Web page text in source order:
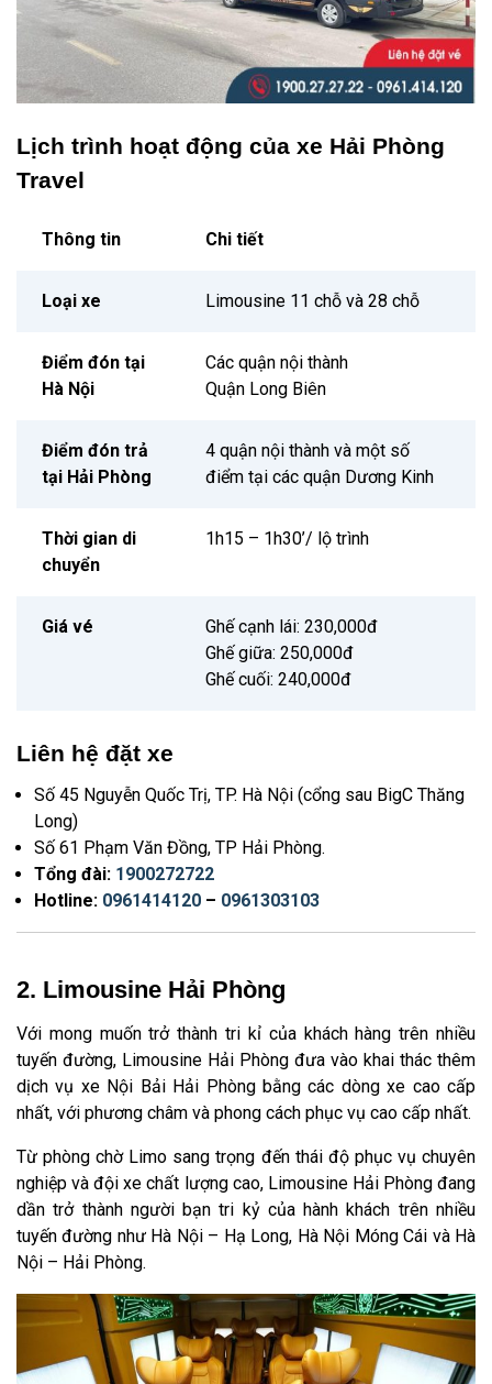
Lịch trình hoạt động của xe Hải Phòng
Travel
Thông tin Chi tiết
Loại xe Limousine 11 chỗ và 28 chỗ
Điểm đón tại
Hà Nội
Các quận nội thành
Quận Long Biên
Điểm đón trả
tại Hải Phòng
4 quận nội thành và một số
điểm tại các quận Dương Kinh
Thời gian di
chuyển
1h15 – 1h30’/ lộ trình
Giá vé
Ghế cạnh lái: 230,000đ
Ghế giữa: 250,000đ
Ghế cuối: 240,000đ
Liên hệ đặt xe
Số 45 Nguyễn Quốc Trị, TP. Hà Nội (cổng sau BigC Thăng
Long)
Số 61 Phạm Văn Đồng, TP Hải Phòng.
Tổng đài: 1900272722
Hotline: 0961414120 – 0961303103
2. Limousine Hải Phòng
Với mong muốn trở thành tri kỉ của khách hàng trên nhiều
tuyến đường, Limousine Hải Phòng đưa vào khai thác thêm
dịch vụ xe Nội Bải Hải Phòng bằng các dòng xe cao cấp
nhất, với phương châm và phong cách phục vụ cao cấp nhất.
Từ phòng chờ Limo sang trọng đến thái độ phục vụ chuyên
nghiệp và đội xe chất lượng cao, Limousine Hải Phòng đang
dần trở thành người bạn tri kỷ của hành khách trên nhiều
tuyến đường như Hà Nội – Hạ Long, Hà Nội Móng Cái và Hà
Nội – Hải Phòng.